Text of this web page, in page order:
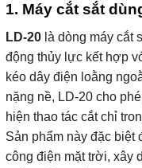
1. Máy cắt sắt
LD-20 là dòng máy cắt
động thủy lực kết hợp
kéo dây điện loằng
nặng nề, LD-20 cho
hiện thao tác cắt chỉ
Sản phẩm này đặc
công điện mặt trời, xây